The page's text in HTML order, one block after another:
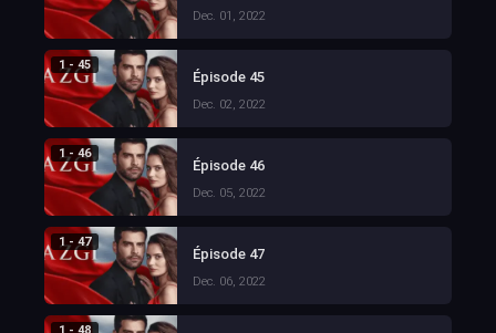
Dec. 01, 2022
1 - 45
Épisode 45
Dec. 02, 2022
1 - 46
Épisode 46
Dec. 05, 2022
1 - 47
Épisode 47
Dec. 06, 2022